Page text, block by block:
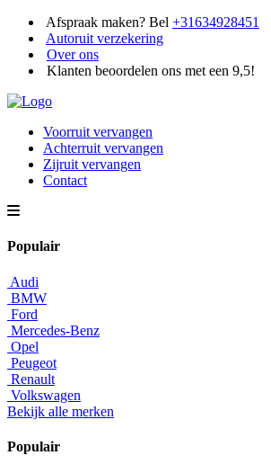
Afspraak maken? Bel +31634928451
Autoruit verzekering
Over ons
Klanten beoordelen ons met een 9,5!
Voorruit vervangen
Achterruit vervangen
Zijruit vervangen
Contact
Populair
Audi
BMW
Ford
Mercedes-Benz
Opel
Peugeot
Renault
Volkswagen
Bekijk alle merken
Populair